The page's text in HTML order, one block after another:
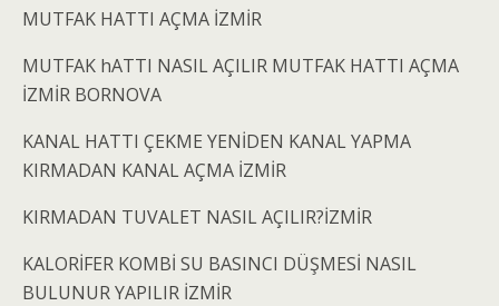
MUTFAK HATTI AÇMA İZMİR
MUTFAK hATTI NASIL AÇILIR MUTFAK HATTI AÇMA
İZMİR BORNOVA
KANAL HATTI ÇEKME YENİDEN KANAL YAPMA
KIRMADAN KANAL AÇMA İZMİR
KIRMADAN TUVALET NASIL AÇILIR?İZMİR
KALORİFER KOMBİ SU BASINCI DÜŞMESİ NASIL
BULUNUR YAPILIR İZMİR